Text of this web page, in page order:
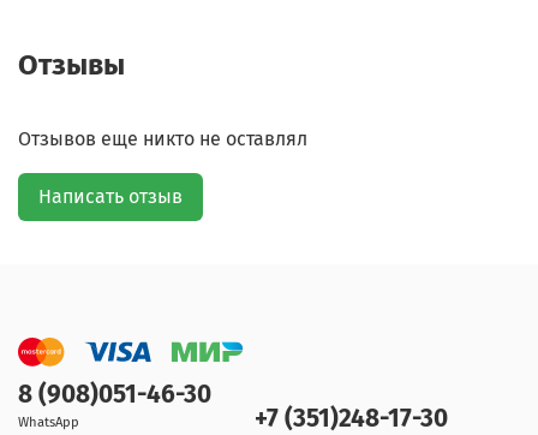
Отзывы
Отзывов еще никто не оставлял
Написать отзыв
8 (908)051-46-30
WhatsApp +7 (351)248-17-30